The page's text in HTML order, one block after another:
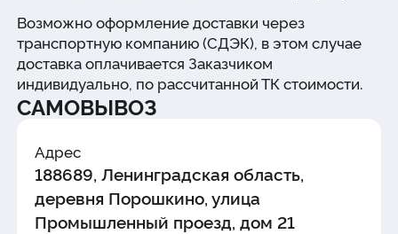
Возможно оформление доставки через
транспортную компанию (СДЭК), в этом случае
доставка оплачивается Заказчиком
индивидуально, по рассчитанной ТК стоимости.
САМОВЫВОЗ
Адрес
188689, Ленинградская область,
деревня Порошкино, улица
Промышленный проезд, дом 21